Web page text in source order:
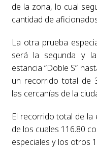
de la zona, lo cual
cantidad de
La otra prueba
será la segunda y
estancia “Doble S”
un recorrido total de
las cercanías de la
El recorrido total de la
de los cuales 116.80
especiales y los otros